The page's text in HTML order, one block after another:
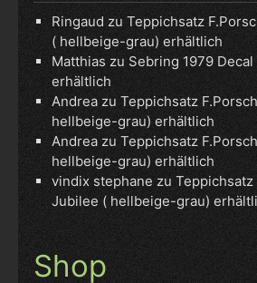
Ringaud zuTeppichsatz
( hellbeige-grau) erhältlich
Matthias zu Sebring 1979
erhältlich
Andrea zuTeppichsatz
hellbeige-grau) erhältlich
Andrea zuTeppichsatz
hellbeige-grau) erhältlich
vindix stephane zuTeppichsatz
Jubilee ( hellbeige-grau)
Shop